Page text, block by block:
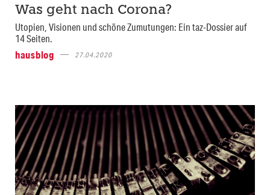
Was geht nach Corona?
Utopien, Visionen und schöne Zumutungen: Ein taz-Dossier auf
14 Seiten.
hausblog
27.04.2020